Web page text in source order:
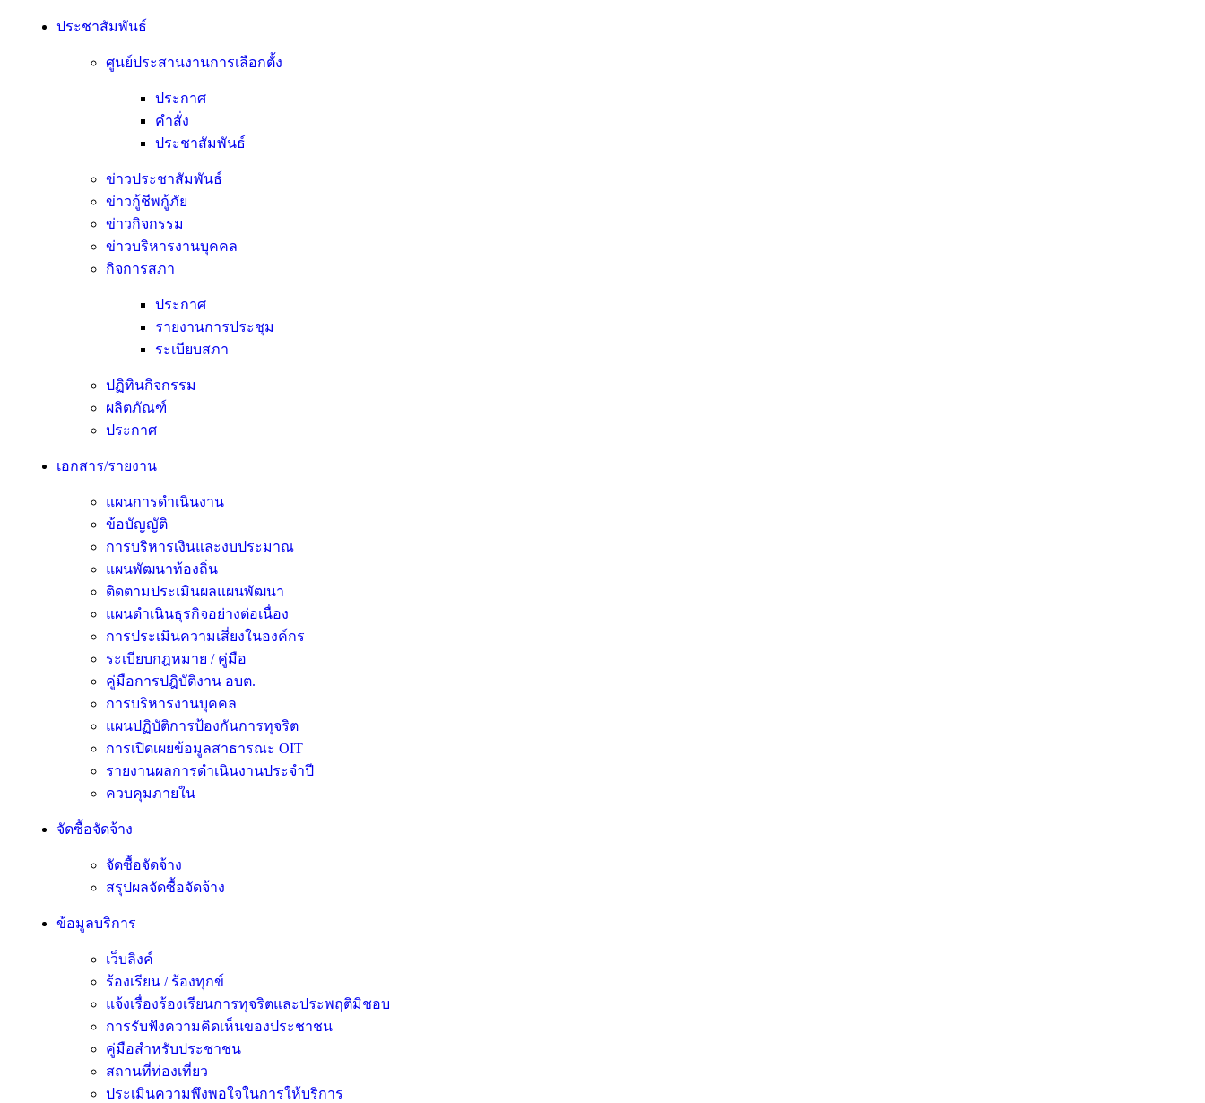
ประชาสัมพันธ์
ศูนย์ประสานงานการเลือกตั้ง
ประกาศ
คำสั่ง
ประชาสัมพันธ์
ข่าวประชาสัมพันธ์
ข่าวกู้ชีพกู้ภัย
ข่าวกิจกรรม
ข่าวบริหารงานบุคคล
กิจการสภา
ประกาศ
รายงานการประชุม
ระเบียบสภา
ปฏิทินกิจกรรม
ผลิตภัณฑ์
ประกาศ
เอกสาร/รายงาน
แผนการดำเนินงาน
ข้อบัญญัติ
การบริหารเงินและงบประมาณ
แผนพัฒนาท้องถิ่น
ติดตามประเมินผลแผนพัฒนา
แผนดำเนินธุรกิจอย่างต่อเนื่อง
การประเมินความเสี่ยงในองค์กร
ระเบียบกฎหมาย / คู่มือ
คู่มือการปฎิบัติงาน อบต.
การบริหารงานบุคคล
แผนปฏิบัติการป้องกันการทุจริต
การเปิดเผยข้อมูลสาธารณะ OIT
รายงานผลการดำเนินงานประจำปี
ควบคุมภายใน
จัดซื้อจัดจ้าง
จัดซื้อจัดจ้าง
สรุปผลจัดซื้อจัดจ้าง
ข้อมูลบริการ
เว็บลิงค์
ร้องเรียน / ร้องทุกข์
แจ้งเรื่องร้องเรียนการทุจริตและประพฤติมิชอบ
การรับฟังความคิดเห็นของประชาชน
คู่มือสำหรับประชาชน
สถานที่ท่องเที่ยว
ประเมินความพึงพอใจในการให้บริการ